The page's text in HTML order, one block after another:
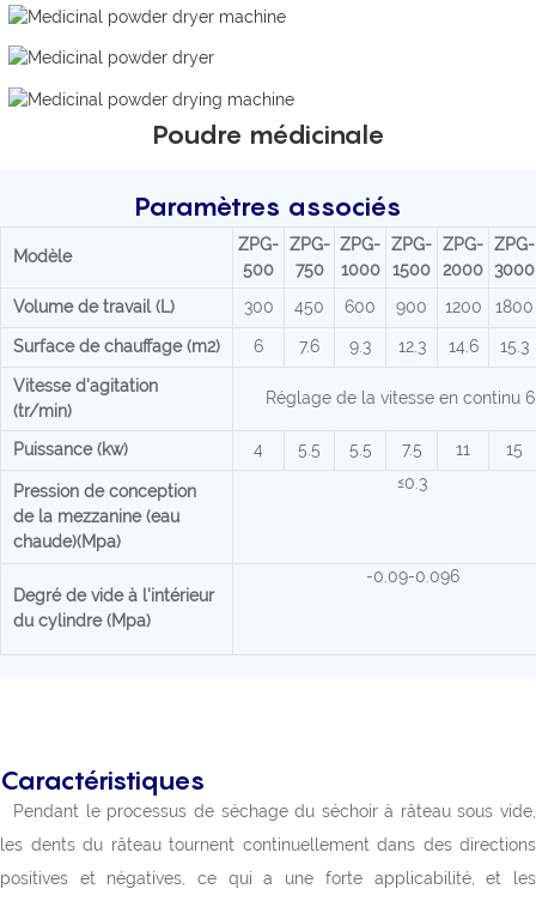
Poudre médicinale
Paramètres associés
Modèle
ZPG-
500
ZPG-
750
ZPG-
1000
ZPG-
1500
ZPG-
2000
ZPG-
3000
Volume de travail (L)
300 450 600 900 1200 1800
Surface de chauffage (m2) 6 7.6 9.3 12.3 14.6 15.3
Vitesse d'agitation
(tr/min)
Réglage de la vitesse en continu
Puissance (kw) 4 5.5 5.5 7.5 11 15
Pression de conception
de la mezzanine (eau
chaude)(Mpa)
≤0.3
Degré de vide à l'intérieur
du cylindre (Mpa)
-0.09-0.096
Caractéristiques
Pendant le processus de séchage du séchoir à râteau sous vide,
les dents du râteau tournent continuellement dans des directions
positives et négatives, ce qui a une forte applicabilité, et les